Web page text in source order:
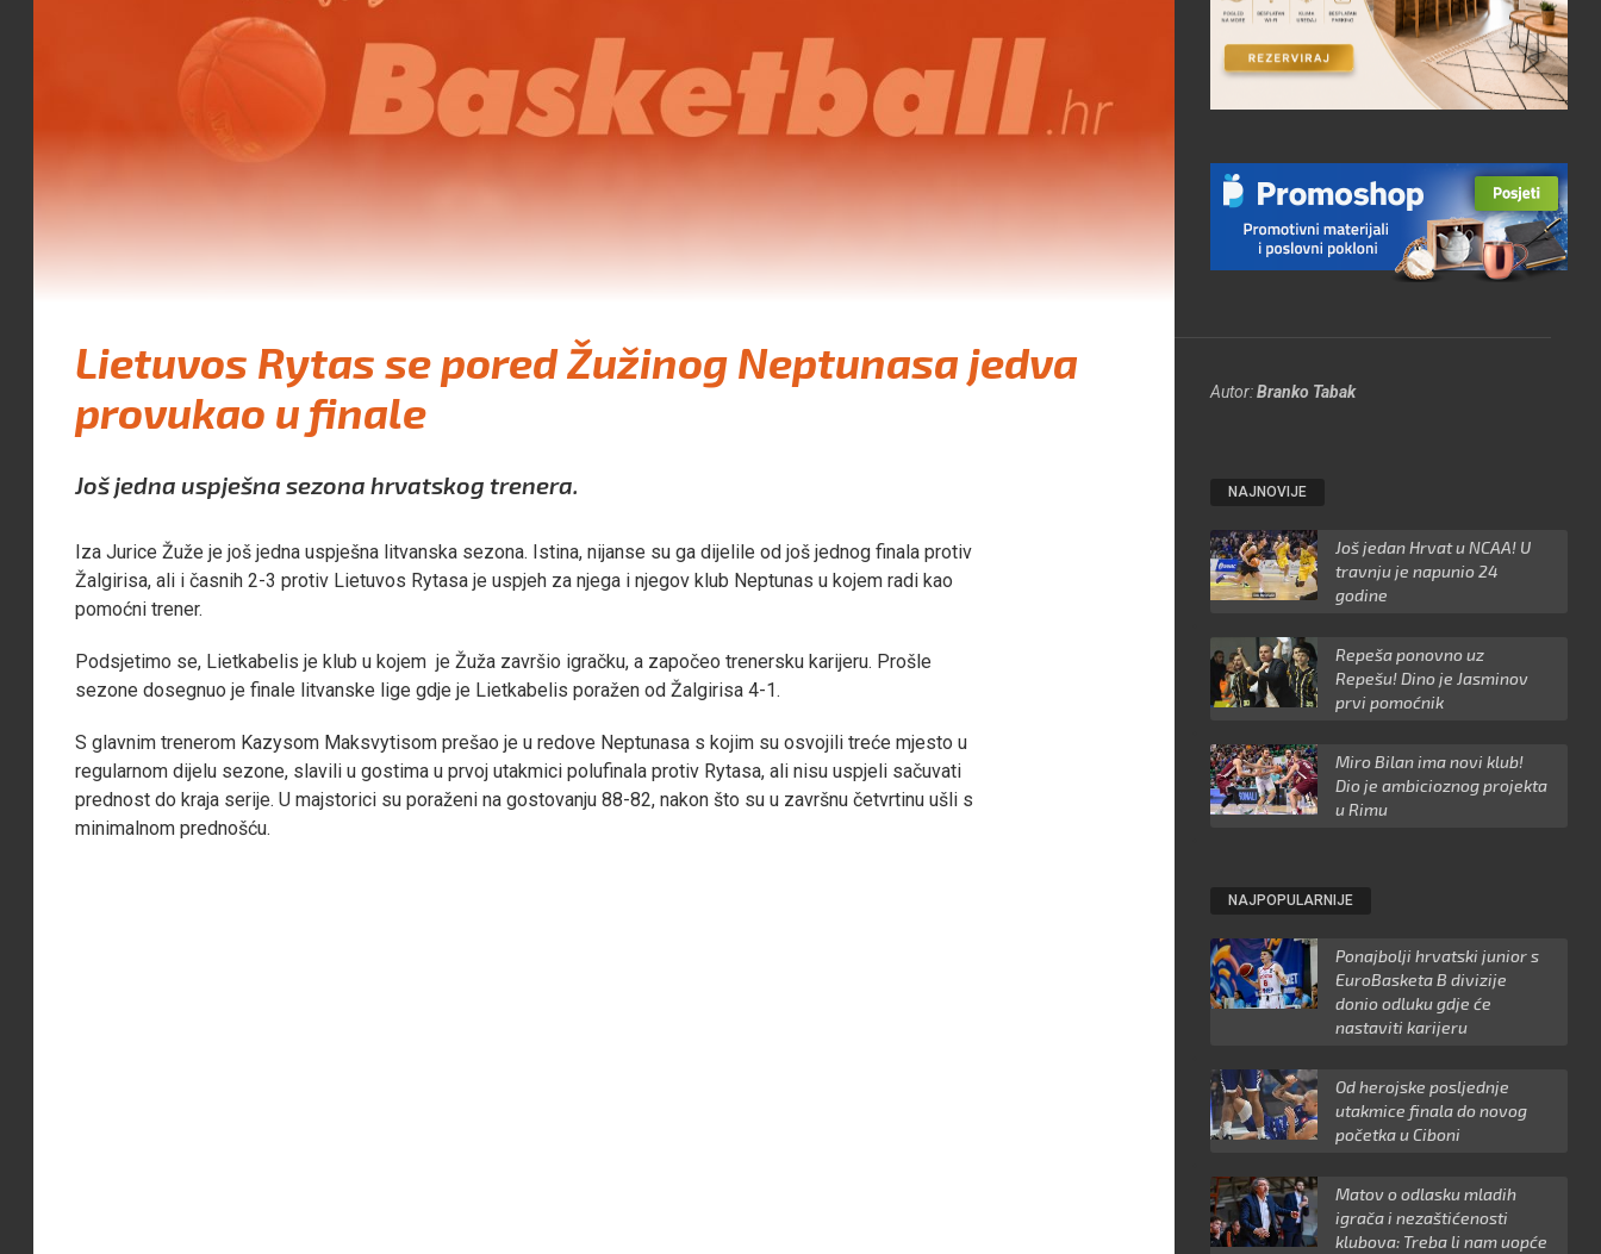
Lietuvos Rytas se pored Žužinog Neptunasa jedva
provukao u finale
Autor:Branko Tabak
Još jedna uspješna sezona hrvatskog trenera.
Iza Jurice Žuže je još jedna uspješna litvanska sezona. Istina, nijanse su ga dijelile od još jednog finala protiv
Žalgirisa, ali i časnih 2-3 protiv Lietuvos Rytasa je uspjeh za njega i njegov klub Neptunas u kojem radi kao
pomoćni trener.
Podsjetimo se, Lietkabelis je klub u kojem je Žuža završio igračku, a započeo trenersku karijeru. Prošle
sezone dosegnuo je finale litvanske lige gdje je Lietkabelis poražen od Žalgirisa 4-1.
S glavnim trenerom Kazysom Maksvytisom prešao je u redove Neptunasa s kojim su osvojili treće mjesto u
regularnom dijelu sezone, slavili u gostima u prvoj utakmici polufinala protiv Rytasa, ali nisu uspjeli sačuvati
prednost do kraja serije. U majstorici su poraženi na gostovanju 88-82, nakon što su u završnu četvrtinu ušli s
minimalnom prednošću.
NAJNOVIJE
Još jedan Hrvat u NCAA! U
travnju je napunio 24
godine
Repeša ponovno uz
Repešu! Dino je Jasminov
prvi pomoćnik
Miro Bilan ima novi klub!
Dio je ambicioznog projekta
u Rimu
NAJPOPULARNIJE
Ponajbolji hrvatski junior s
EuroBasketa B divizije
donio odluku gdje će
nastaviti karijeru
Od herojske posljednje
utakmice finala do novog
početka u Ciboni
Matov o odlasku mladih
igrača i nezaštićenosti
klubova: Treba li nam uopće